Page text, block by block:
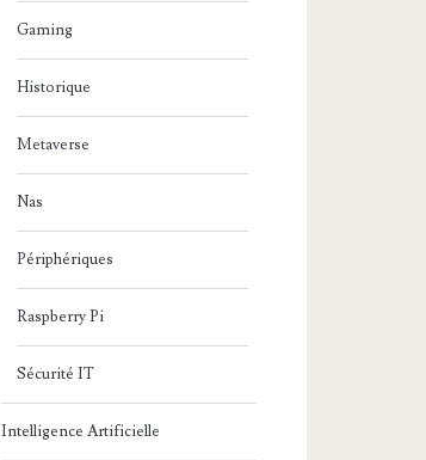
Gaming
Historique
Metaverse
Nas
Périphériques
Raspberry Pi
Sécurité IT
Intelligence Artificielle